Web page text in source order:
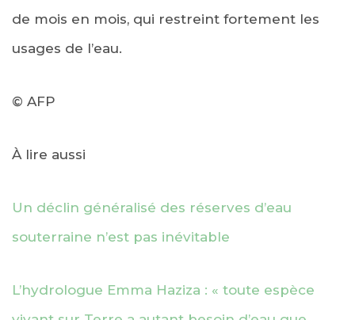
de mois en mois, qui restreint fortement les
usages de l’eau.
© AFP
À lire aussi
Un déclin généralisé des réserves d’eau
souterraine n’est pas inévitable
L’hydrologue Emma Haziza : « toute espèce